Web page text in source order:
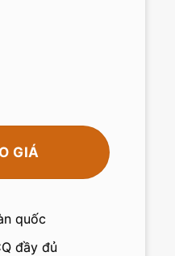
GIÁ
quốc
đầy đủ